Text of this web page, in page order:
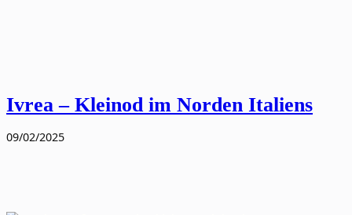
Ivrea – Kleinod im Norden Italiens
09/02/2025